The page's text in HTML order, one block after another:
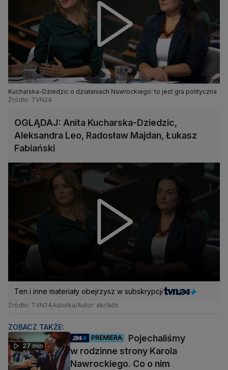
Kucharska-Dziedzic o działaniach Nawrockiego: to jest gra polityczna
Źródło: TVN24
OGLĄDAJ: Anita Kucharska-Dziedzic,
Aleksandra Leo, Radosław Majdan, Łukasz
Fabiański
Ten i inne materiały obejrzysz w subskrypcji
Źródło: TVN24 Autorka/Autor: akr/ads
ZOBACZ TAKŻE:
27 min
PREMIERA
Pojechaliśmy
w rodzinne strony Karola
Nawrockiego. Co o nim